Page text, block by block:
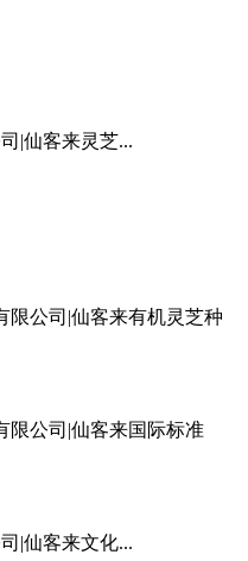
|仙客来灵芝...
限公司|仙客来有机灵芝种
限公司|仙客来国际标准
|仙客来文化...